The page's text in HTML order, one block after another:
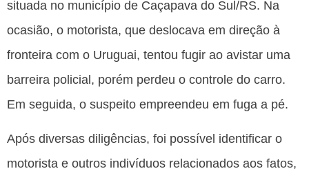
situada no município de Caçapava do Sul/RS. Na
ocasião, o motorista, que deslocava em direção à
fronteira com o Uruguai, tentou fugir ao avistar uma
barreira policial, porém perdeu o controle do carro.
Em seguida, o suspeito empreendeu em fuga a pé.
Após diversas diligências, foi possível identificar o
motorista e outros indivíduos relacionados aos fatos,